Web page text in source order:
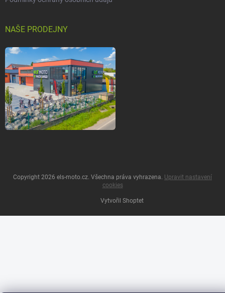
NAŠE PRODEJNY
Vytvořil Shoptet
Copyright 2026 els-moto.cz . Všechna práva vyhrazena. Upravit nastavení
cookies